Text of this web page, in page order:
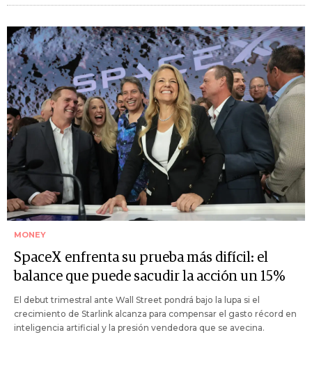
MONEY
SpaceX enfrenta su prueba más difícil: el
balance que puede sacudir la acción un 15%
El debut trimestral ante Wall Street pondrá bajo la lupa si el
crecimiento de Starlink alcanza para compensar el gasto récord en
inteligencia artificial y la presión vendedora que se avecina.